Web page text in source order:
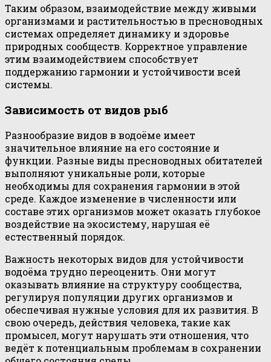
Таким образом, взаимодействие между живыми
организмами и растительностью в пресноводных
системах определяет динамику и здоровье
природных сообществ. Корректное управление
этим взаимодействием способствует
поддержанию гармонии и устойчивости всей
системы.
Зависимость от видов рыб
Разнообразие видов в водоёме имеет
значительное влияние на его состояние и
функции. Разные виды пресноводных обитателей
выполняют уникальные роли, которые
необходимы для сохранения гармонии в этой
среде. Каждое изменение в численности или
составе этих организмов может оказать глубокое
воздействие на экосистему, нарушая её
естественный порядок.
Важность некоторых видов для устойчивости
водоёма трудно переоценить. Они могут
оказывать влияние на структуру сообщества,
регулируя популяции других организмов и
обеспечивая нужные условия для их развития. В
свою очередь, действия человека, такие как
промысел, могут нарушать эти отношения, что
ведёт к потенциальным проблемам в сохранении